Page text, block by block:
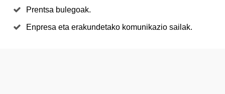
Prentsa bulegoak.
Enpresa eta erakundetako komunikazio sailak.